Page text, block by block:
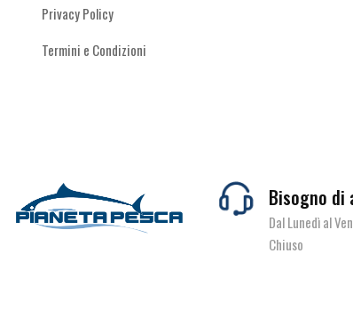
Privacy Policy
Termini e Condizioni
Bisogno di
Dal Lunedì al
Chiuso